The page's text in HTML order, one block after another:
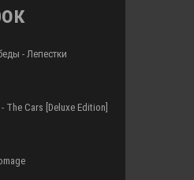
- Лепестки
The Cars [Deluxe Edition]